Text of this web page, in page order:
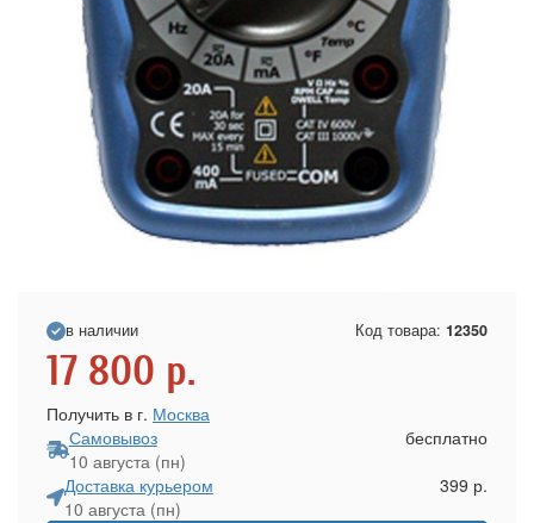
в наличии Код товара: 12350
17 800 р.
Получить в г. Москва
Самовывоз
10 августа (пн)
бесплатно
Доставка курьером
10 августа (пн)
399 р.